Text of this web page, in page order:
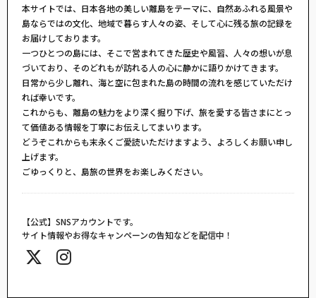
本サイトでは、日本各地の美しい離島をテーマに、自然あふれる風景や
島ならではの文化、地域で暮らす人々の姿、そして心に残る旅の記録を
お届けしております。
一つひとつの島には、そこで営まれてきた歴史や風習、人々の想いが息
づいており、そのどれもが訪れる人の心に静かに語りかけてきます。
日常から少し離れ、海と空に包まれた島の時間の流れを感じていただけ
れば幸いです。
これからも、離島の魅力をより深く掘り下げ、旅を愛する皆さまにとっ
て価値ある情報を丁寧にお伝えしてまいります。
どうぞこれからも末永くご愛読いただけますよう、よろしくお願い申し
上げます。
ごゆっくりと、島旅の世界をお楽しみください。
【公式】SNSアカウントです。
サイト情報やお得なキャンペーンの告知などを配信中！